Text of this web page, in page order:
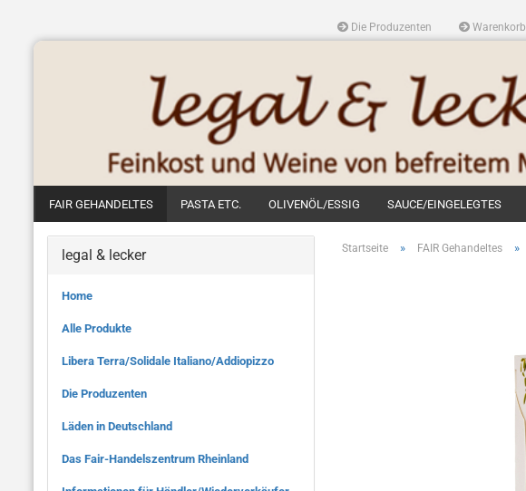
Die Produzenten Warenkorb
FAIR GEHANDELTES PASTA ETC. OLIVENÖL/ESSIG SAUCE/EINGELEGTES
Startseite » FAIR Gehandeltes »
legal & lecker
Home
Alle Produkte
Libera Terra/Solidale Italiano/Addiopizzo
Die Produzenten
Läden in Deutschland
Das Fair-Handelszentrum Rheinland